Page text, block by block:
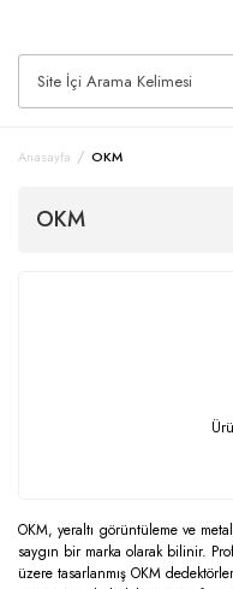
Anasayfa OKM
OKM
OKM, yeraltı görüntüleme ve
saygın bir marka olarak bilinir.
üzere tasarlanmış OKM